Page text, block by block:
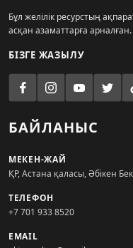
Бұл желілік ресурстың
асқан азаматтарға арналған.
БІЗГЕ ЖАЗЫЛУ
БАЙЛАНЫС
МЕКЕН-ЖАЙ
ҚР, Астана қаласы, Әбікен
ТЕЛЕФОН
+7 701 933 8520
EMAIL